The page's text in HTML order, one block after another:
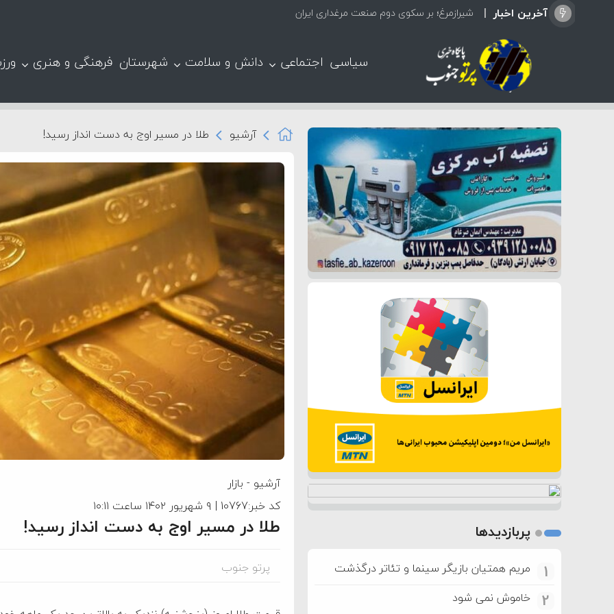
آخرین اخبار
سیاسی اجتماعی دانش و سلامت شهرستان فرهنگی و هنری
آرشیو طلا در مسیر اوج به دست انداز رسید!
آرشیو - بازار
کد خبر:10767 | ۹ شهریور ۱۴۰۲ ساعت ۱۰:۱۱
طلا در مسیر اوج به دست انداز رسید!
پرتو جنوب
پربازدیدها
1 مریم همتیان بازیگر سینما و تئاتر درگذشت
2 خاموش نمی شود